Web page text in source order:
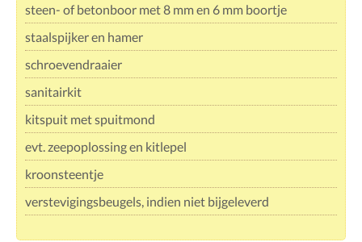
steen- of betonboor met 8 mm en 6 mm boortje
staalspijker en hamer
schroevendraaier
sanitairkit
kitspuit met spuitmond
evt. zeepoplossing en kitlepel
kroonsteentje
verstevigingsbeugels, indien niet bijgeleverd